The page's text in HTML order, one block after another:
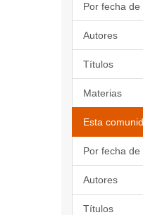
Por fecha de
Autores
Títulos
Materias
Esta
Por fecha de
Autores
Títulos